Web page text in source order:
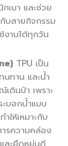
เบา และช่วย
บสายกิจกรรม
งานได้ทุกวัน
TPU เป็น
ทาน และน้ำ
ดินป่า เพราะ
บอกน้ำแบบ
ให้เหมาะกับ
รความคล่อง
ละยืดหยุ่นดี